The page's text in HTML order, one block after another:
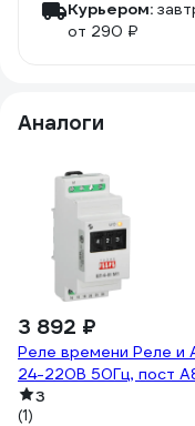
Курьером:
от 290 ₽
Аналоги
3 892 ₽
Реле времени Реле и
24-220В 50Гц, пост
3
(1)